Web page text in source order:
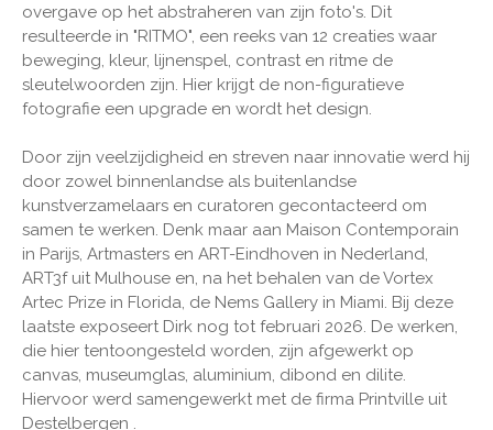
overgave op het abstraheren van zijn foto's. Dit
resulteerde in "RITMO", een reeks van 12 creaties waar
beweging, kleur, lijnenspel, contrast en ritme de
sleutelwoorden zijn. Hier krijgt de non-figuratieve
fotografie een upgrade en wordt het design.
Door zijn veelzijdigheid en streven naar innovatie werd hij
door zowel binnenlandse als buitenlandse
kunstverzamelaars en curatoren gecontacteerd om
samen te werken. Denk maar aan Maison Contemporain
in Parijs, Artmasters en ART-Eindhoven in Nederland,
ART3f uit Mulhouse en, na het behalen van de Vortex
Artec Prize in Florida, de Nems Gallery in Miami. Bij deze
laatste exposeert Dirk nog tot februari 2026. De werken,
die hier tentoongesteld worden, zijn afgewerkt op
canvas, museumglas, aluminium, dibond en dilite.
Hiervoor werd samengewerkt met de firma Printville uit
Destelbergen .